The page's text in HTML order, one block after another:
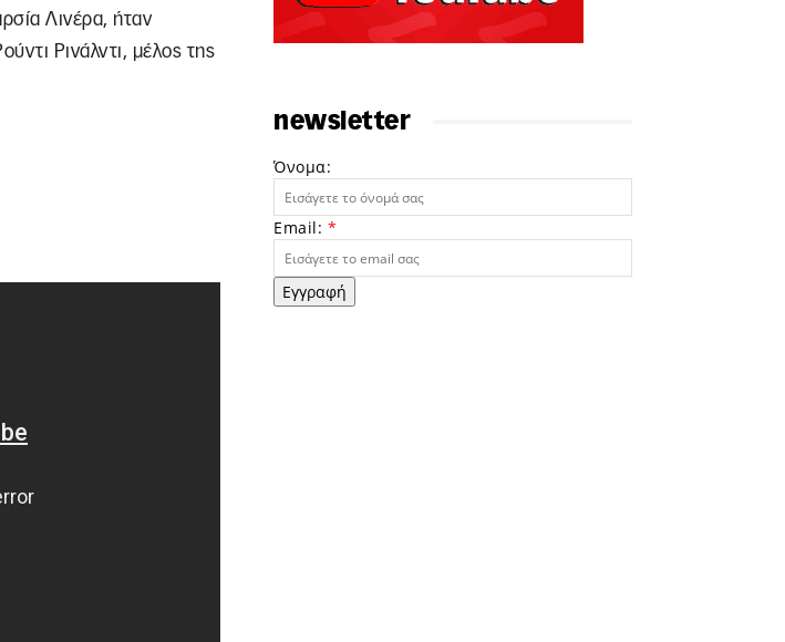
Λινέρα, ήταν
Ρινάλντι, μέλος της
newsletter
Όνομα:
Email: *
Εγγραφή